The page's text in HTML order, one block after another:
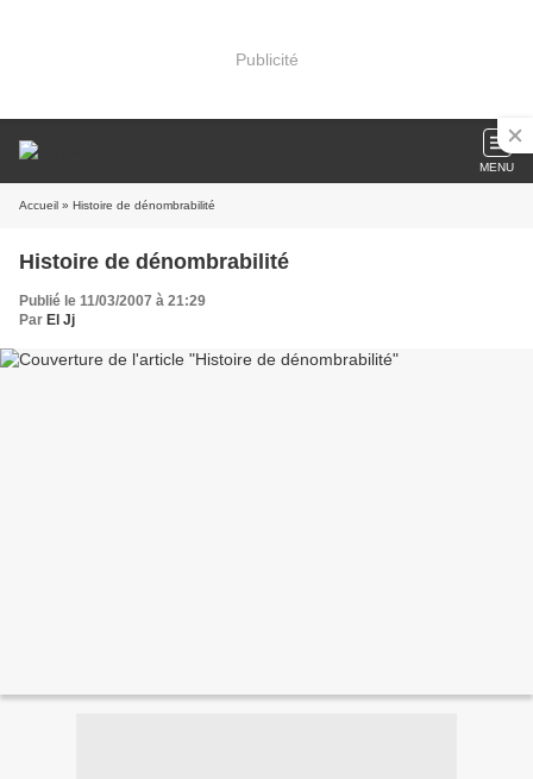
Publicité
MENU
Accueil » Histoire de dénombrabilité
Histoire de dénombrabilité
Publié le 11/03/2007 à 21:29
Par El Jj